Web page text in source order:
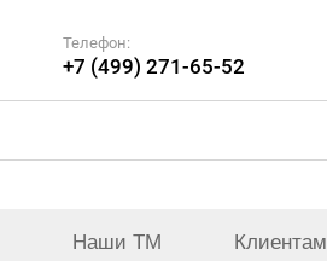
Телефон:
+7 (499) 271-65-52
Наши ТМ Клиентам